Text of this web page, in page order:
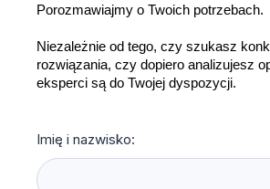
Porozmawiajmy o Twoich potrzebach.
Niezależnie od tego, czy szukasz
rozwiązania, czy dopiero analizujesz
eksperci są do Twojej dyspozycji.
Imię i nazwisko: